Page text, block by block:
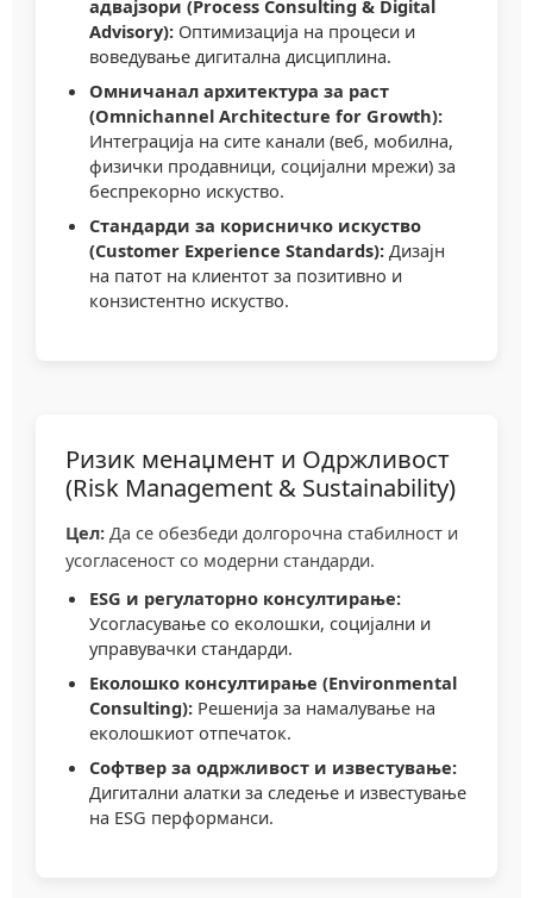
адвајзори (Process Consulting & Digital
Advisory): Оптимизација на процеси и
воведување дигитална дисциплина.
Омничанал архитектура за раст
(Omnichannel Architecture for Growth):
Интеграција на сите канали (веб, мобилна,
физички продавници, социјални мрежи) за
беспрекорно искуство.
Стандарди за корисничко искуство
(Customer Experience Standards): Дизајн
на патот на клиентот за позитивно и
конзистентно искуство.
Ризик менаџмент и Одржливост
(Risk Management & Sustainability)
Цел: Да се обезбеди долгорочна стабилност и
усогласеност со модерни стандарди.
ESG и регулаторно консултирање:
Усогласување со еколошки, социјални и
управувачки стандарди.
Еколошко консултирање (Environmental
Consulting): Решенија за намалување на
еколошкиот отпечаток.
Софтвер за одржливост и известување:
Дигитални алатки за следење и известување
на ESG перформанси.